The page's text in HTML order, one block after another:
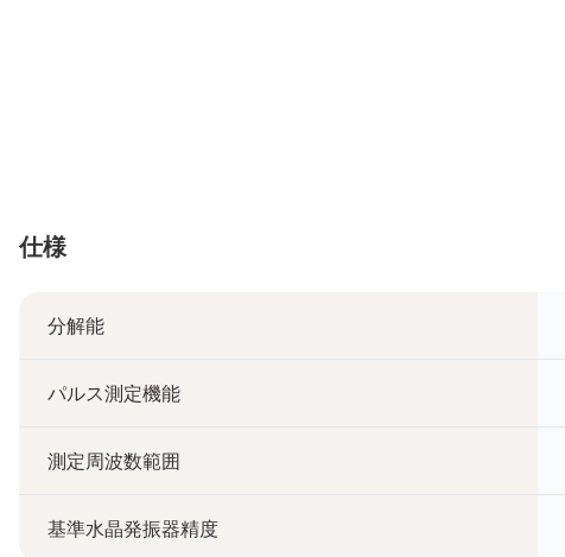
仕様
分解能
パルス測定機能
測定周波数範囲
基準水晶発振器精度